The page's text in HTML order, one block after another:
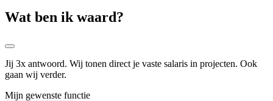
Wat ben ik waard?
Jij 3x antwoord. Wij tonen direct je vaste salaris in projecten. Ook
gaan wij verder.
Mijn gewenste functie